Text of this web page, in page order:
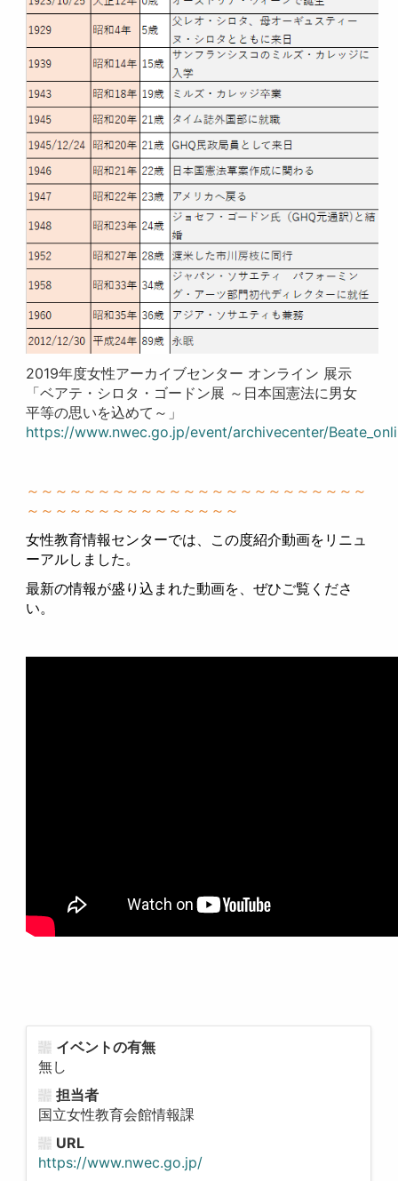
2019年度女性アーカイブセンター オンライン 展示
「ベアテ・シロタ・ゴードン展 ～日本国憲法に男女
平等の思いを込めて～」
https://www.nwec.go.jp/event/archivecenter/
～～～～～～～～～～～～～～～～～～～～～～～～
～～～～～～～～～～～～～～～
女性教育情報センターでは、この度紹介動画をリニュ
ーアルしました。
最新の情報が盛り込まれた動画を、ぜひご覧くださ
い。
イベントの有無
無し
担当者
国立女性教育会館情報課
URL
https://www.nwec.go.jp/